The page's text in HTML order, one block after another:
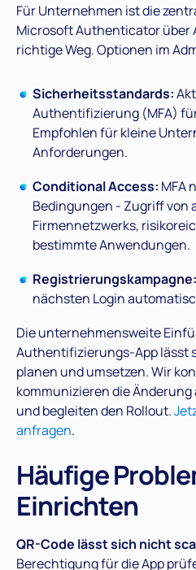
Für Unternehmen ist die
Microsoft Authenticator über
richtige Weg. Optionen im
Sicherheitsstandards:
Authentifizierung (MFA)
Empfohlen für kleine
Anforderungen.
Conditional Access: MFA
Bedingungen - Zugriff von
Firmennetzwerks,
bestimmte Anwendungen.
Registrierungskampagne:
nächsten Login
Die unternehmensweite
Authentifizierungs-App lässt
planen und umsetzen. Wir
kommunizieren die
und begleiten den Rollout.
anfragen.
Häufige
Einrichten
QR-Code lässt sich nicht
Berechtigung für die App